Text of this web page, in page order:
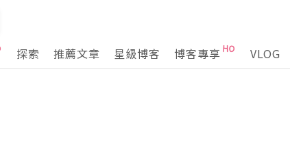
探索
推薦文章 星級博客 博客專享 VLOG